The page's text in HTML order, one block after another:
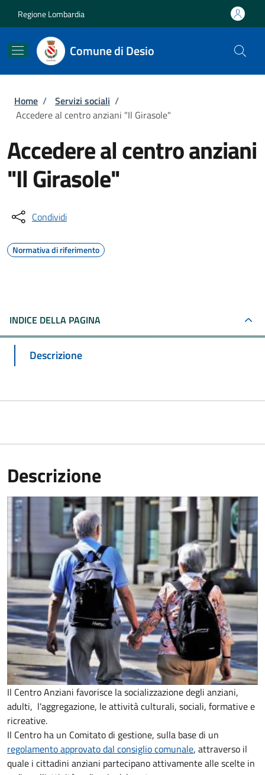
Regione Lombardia
Comune di Desio
Briciole di pane
Home / Servizi sociali /
Accedere al centro anziani "Il Girasole"
Accedere al centro anziani
"Il Girasole"
Condividi
Normativa di riferimento
INDICE DELLA PAGINA
Descrizione
Descrizione
Il Centro Anziani favorisce la socializzazione degli anziani,
adulti, l'aggregazione, le attività culturali, sociali, formative e
ricreative.
Il Centro ha un Comitato di gestione, sulla base di un
regolamento approvato dal consiglio comunale, attraverso il
quale i cittadini anziani partecipano attivamente alle scelte in